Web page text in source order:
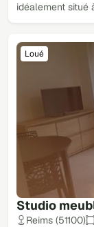
idéalement situé
Studio
Loué
Reims (51100)